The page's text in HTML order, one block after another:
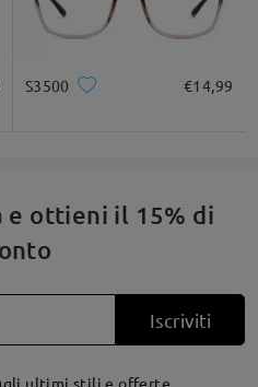
S3500 €14,99
e ottieni il 15% di
Iscriviti
ultimi stili e offerte